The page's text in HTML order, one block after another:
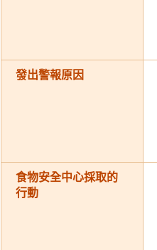
發出警報原因
食物安全中心採取的
行動